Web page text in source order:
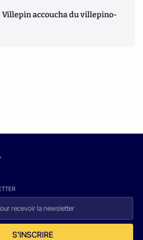
Villepin accoucha du villepino-
S'INSCRIRE